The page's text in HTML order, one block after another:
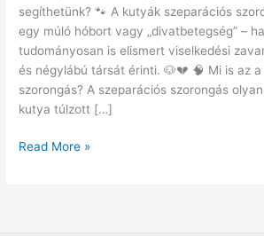
segíthetünk? 🐾 A kutyák szeparációs
egy múló hóbort vagy „divatbetegség” –
tudományosan is elismert viselkedési
és négylábú társát érinti. 🐶💔 🧠 Mi is az
szorongás? A szeparációs szorongás
kutya túlzott […]
Read More »